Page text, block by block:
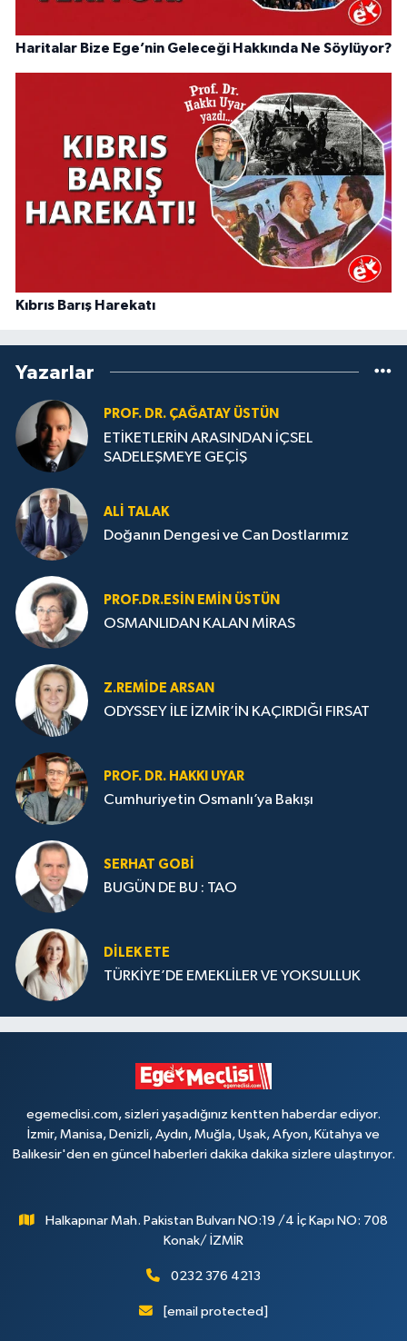
Haritalar Bize Ege’nin Geleceği Hakkında Ne Söylüyor?
Kıbrıs Barış Harekatı
Yazarlar
PROF. DR. ÇAĞATAY ÜSTÜN
ETİKETLERİN ARASINDAN İÇSEL
SADELEŞMEYE GEÇİŞ
ALI TALAK
Doğanın Dengesi ve Can Dostlarımız
PROF.DR.ESIN EMIN ÜSTÜN
OSMANLIDAN KALAN MİRAS
Z.REMIDE ARSAN
ODYSSEY İLE İZMİR’İN KAÇIRDIĞI FIRSAT
PROF. DR. HAKKI UYAR
Cumhuriyetin Osmanlı’ya Bakışı
SERHAT GOBİ
BUGÜN DE BU : TAO
DILEK ETE
TÜRKİYE’DE EMEKLİLER VE YOKSULLUK
egemeclisi.com, sizleri yaşadığınız kentten haberdar ediyor.
İzmir, Manisa, Denizli, Aydın, Muğla, Uşak, Afyon, Kütahya ve
Balıkesir'den en güncel haberleri dakika dakika sizlere ulaştırıyor.
Halkapınar Mah. Pakistan Bulvarı NO:19 /4 İç Kapı NO: 708
Konak/ İZMİR
0232 376 4213
[email protected]